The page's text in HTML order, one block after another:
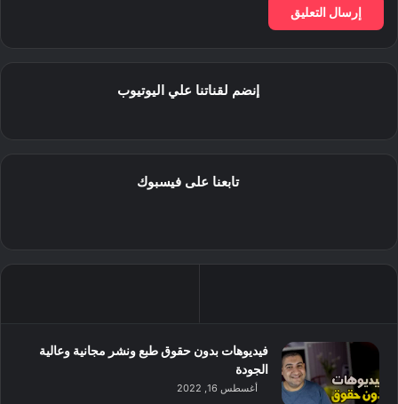
إنضم لقناتنا علي اليوتيوب
تابعنا على فيسبوك
فيديوهات بدون حقوق طبع ونشر مجانية وعالية
الجودة
أغسطس 16, 2022